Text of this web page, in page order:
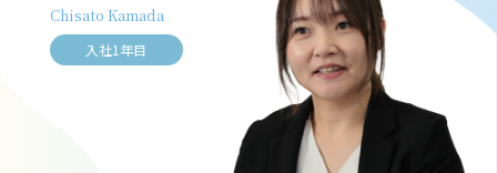
Chisato Kamada
入社1年目